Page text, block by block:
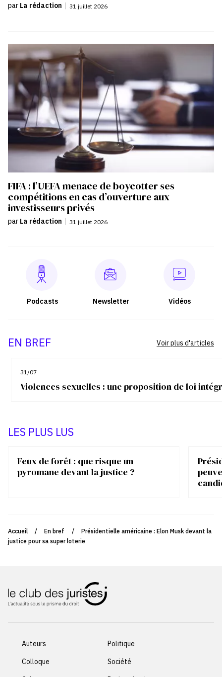
par La rédaction 31 juillet 2026
FIFA : l’UEFA menace de boycotter ses
compétitions en cas d’ouverture aux
investisseurs privés
par La rédaction | 31 juillet 2026
Podcasts Newsletter Vidéos
EN BREF
31/07
Violences sexuelles : une proposition de loi
Voir plus d'articles
LES PLUS LUS
Feux de forêt : que risque un
pyromane devant la justice ?
Accueil / En bref /
Présidentielle américaine : Elon Musk devant la
justice pour sa super loterie
Auteurs
Colloque
Politique
Société